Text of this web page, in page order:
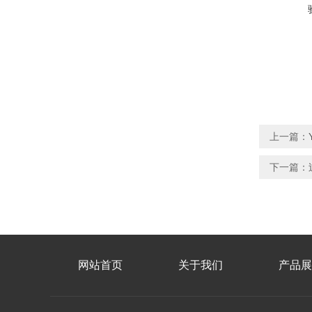
上一篇：
下一篇：
网站首页 关于我们 产品